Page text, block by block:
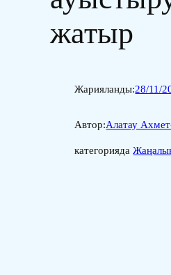
жатыр
Жарияланды:28/11/
Автор:Алатау
категорияда